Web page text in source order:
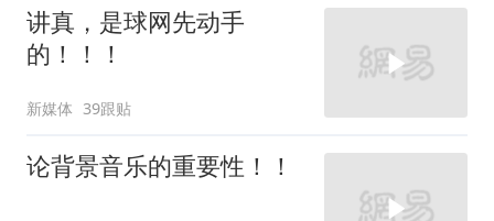
讲真，是球网先动手
的！！！
新媒体 39跟贴
论背景音乐的重要性！！